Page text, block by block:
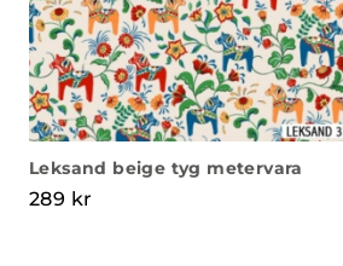
Leksand beige tyg metervara
289 kr